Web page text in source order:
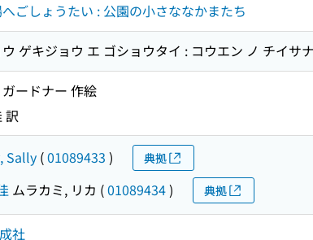
ごしょうたい : 公園の小さななかまたち
ゲキジョウ エ ゴショウタイ : コウエン ノ チイサ
ードナー 作絵
訳
Sally (01089433 ) 典拠
ムラカミ, リカ (01089434) 典拠
社